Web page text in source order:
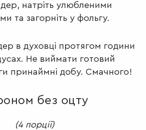
натріть улюбленими
та загорніть у фольгу.
в духовці протягом години
Не виймати готовий
принаймні добу. Смачного!
без оцту
(4 порції)